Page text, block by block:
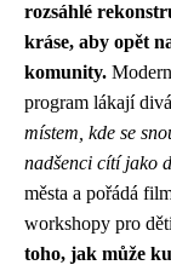
rozsáhlé
kráse, aby opět
komunity.
program lákají
místem, kde se
nadšenci cítí jako
města a pořádá
workshopy pro
toho, jak může